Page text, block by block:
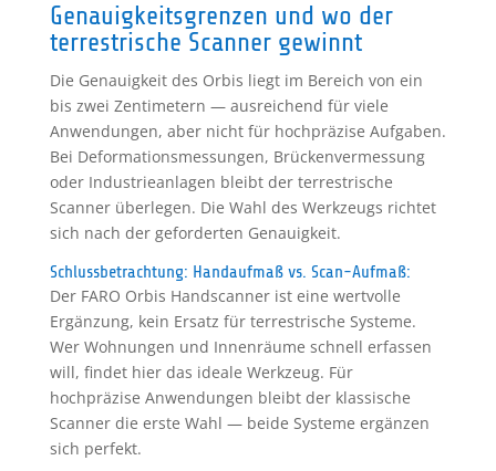
Genauigkeitsgrenzen und wo der
terrestrische Scanner gewinnt
Die Genauigkeit des Orbis liegt im Bereich von ein
bis zwei Zentimetern — ausreichend für viele
Anwendungen, aber nicht für hochpräzise Aufgaben.
Bei Deformationsmessungen, Brückenvermessung
oder Industrieanlagen bleibt der terrestrische
Scanner überlegen. Die Wahl des Werkzeugs richtet
sich nach der geforderten Genauigkeit.
Schlussbetrachtung: Handaufmaß vs. Scan-Aufmaß:
Der FARO Orbis Handscanner ist eine wertvolle
Ergänzung, kein Ersatz für terrestrische Systeme.
Wer Wohnungen und Innenräume schnell erfassen
will, findet hier das ideale Werkzeug. Für
hochpräzise Anwendungen bleibt der klassische
Scanner die erste Wahl — beide Systeme ergänzen
sich perfekt.